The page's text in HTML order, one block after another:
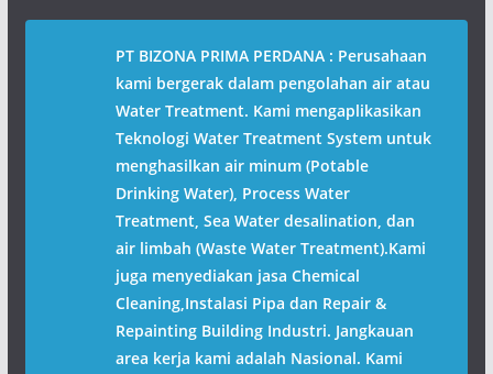
PT BIZONA PRIMA PERDANA : Perusahaan
kami bergerak dalam pengolahan air atau
Water Treatment. Kami mengaplikasikan
Teknologi Water Treatment System untuk
menghasilkan air minum (Potable
Drinking Water), Process Water
Treatment, Sea Water desalination, dan
air limbah (Waste Water Treatment).Kami
juga menyediakan jasa Chemical
Cleaning,Instalasi Pipa dan Repair &
Repainting Building Industri. Jangkauan
area kerja kami adalah Nasional. Kami